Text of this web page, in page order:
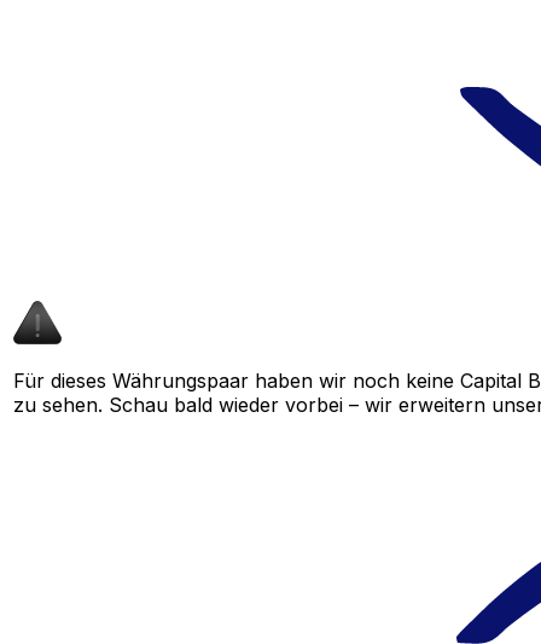
Für dieses Währungspaar haben wir noch keine
zu sehen. Schau bald wieder vorbei – wir erweitern